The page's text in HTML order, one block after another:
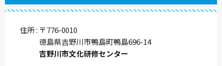
住所 〒776-0010
徳島県吉野川市鴨島町鴨島696-14
吉野川市文化研修センター